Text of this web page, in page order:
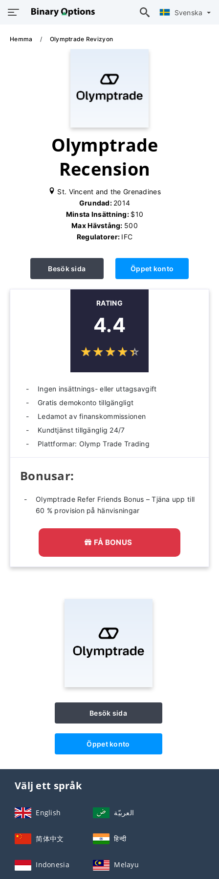
Svenska
Hemma Olymptrade Revizyon
Olymptrade
Recension
St. Vincent and the Grenadines
Grundad: 2014
Minsta Insättning: $10
Max Hävstång: 500
Regulatorer: IFC
Besök sida Öppet konto
RATING
4.4
☆☆☆☆☆
★★★★★
Ingen insättnings- eller uttagsavgift
Gratis demokonto tillgängligt
Ledamot av finanskommissionen
Kundtjänst tillgänglig 24/7
Plattformar: Olymp Trade Trading
Bonusar:
Olymptrade Refer Friends Bonus – Tjäna upp till
60 % provision på hänvisningar
FÅ BONUS
Besök sida
Öppet konto
Välj ett språk
English العربيّة
简体中文 हिन्दी
Indonesia Melayu